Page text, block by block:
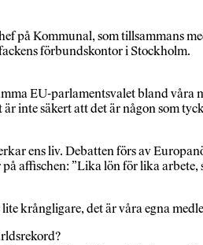
på Kommunal, som tillsammans
förbundskontor i Stockholm.
EU-parlamentsvalet bland våra
inte säkert att det är någon som
ens liv. Debatten förs av
affischen: ”Lika lön för lika
krångligare, det är våra egna